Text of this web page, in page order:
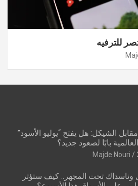
للترفيه
الشيكل: هل يفتح “يوليو الأسود”
بابًا لصعود جديد؟
Majde Nouri
وناسداك تحت المجهر.. كيف ستؤثر